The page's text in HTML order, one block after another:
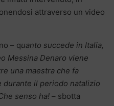
attraverso un video
– quanto succede in Italia,
Messina Denaro viene
una maestra che fa
il periodo natalizio
senso ha! – sbotta